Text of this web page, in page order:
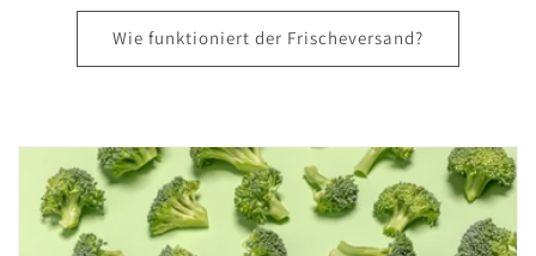
Wie funktioniert der Frischeversand?